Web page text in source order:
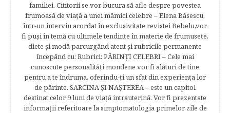
familiei. Cititorii se vor bucura să afle despre povestea
frumoasă de viață a unei mămici celebre – Elena Băsescu,
într-un interviu acordat în exclusivitate revistei Bebelu,vor
fi puşi în temă cu ultimele tendinţe în materie de frumuseţe,
diete şi modă parcurgând atent şi rubricile permanente
începând cu: Rubrici: PĂRINŢI CELEBRI – Cele mai
cunoscute personalităţi mondene vor fi alături de tine
pentru a te îndruma, oferindu-ţi un sfat din experienţa lor
de părinte. SARCINA ŞI NAŞTEREA – este un capitol
destinat celor 9 luni de viaţă intrauterină. Vor fi prezentate
informaţii referitoare la simptomatologia primelor zile de